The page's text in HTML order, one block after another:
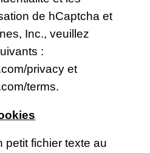
de hCaptcha et
Inc., veuillez
:
privacy et
terms.
petit fichier texte au